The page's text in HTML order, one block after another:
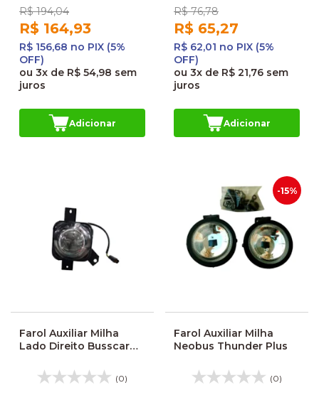
R$ 194,04
R$ 164,93
R$ 156,68 no PIX (5%
OFF)
ou 3x de R$ 54,98 sem
juros
Adicionar
R$ 76,78
R$ 65,27
R$ 62,01 no PIX (5%
OFF)
ou 3x de R$ 21,76 sem
juros
Adicionar
Farol Auxiliar Milha
Lado Direito Busscar
(0)
-15%
Farol Auxiliar Milha
Neobus Thunder Plus
(0)